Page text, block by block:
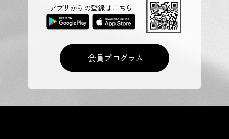
会員プログラム
アプリからの登録はこちら